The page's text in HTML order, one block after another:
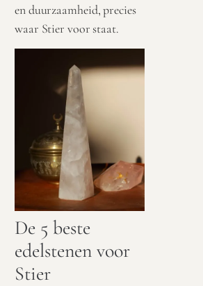
en duurzaamheid, precies
waar Stier voor staat.
De 5 beste
edelstenen voor
Stier